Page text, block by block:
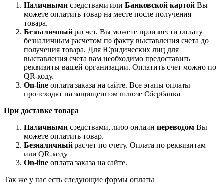
Наличными средствами или Банковской картой Вы
можете оплатить товар на месте после получения
товара.
Безналичный расчет. Вы можете произвести оплату
безналичным расчетом по факту выставления счета до
получения товара. Для Юридических лиц для
выставления счета вам необходимо предоставить
реквизиты вашей организации. Оплатить счет можно по
QR-коду.
On-line оплата заказа на сайте. Все этапы оплаты
происходят на защищенном шлюзе Сбербанка
При доставке товара
Наличными средствами, либо онлайн переводом Вы
можете оплатить товар.
Безналичный расчет по счету. Оплата по реквизитам
или QR-коду.
On-line оплата заказа на сайте.
Так же у нас есть следующие формы оплаты